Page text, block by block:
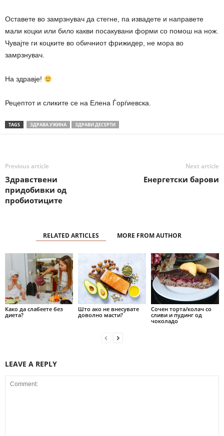
Оставете во замрзнувач да стегне, па извадете и направете
мали коцки или било какви посакувани форми со помош на нож.
Чувајте ги коцките во обичниот фрижидер, не мора во
замрзнувач.
На здравје!
Рецептот и сликите се на Елена Ѓорѓиевска.
TAGS ЗДРАВА УЖИНА ЗДРАВИ ДЕСЕРТИ
Previous article
Здравствени
придобивки од
пробиотиците
Next article
Енергетски барови
RELATED ARTICLES MORE FROM AUTHOR
Како да слабеете без
диета?
Што ако не внесувате
доволно масти?
Сочен торта/колач со
сливи и пудинг од
чоколадо
LEAVE A REPLY